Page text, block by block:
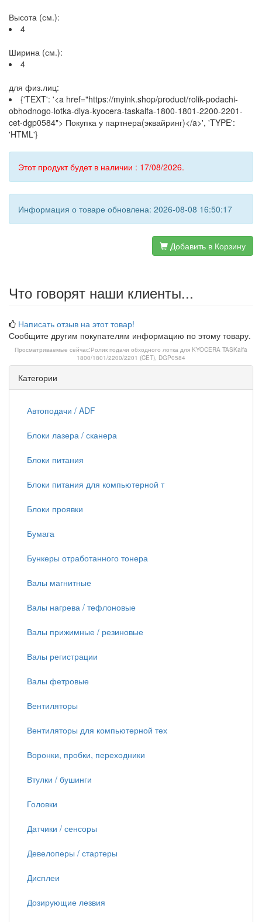
Высота (см.):
4
Ширина (см.):
4
для физ.лиц:
{'TEXT': '<a href="https://myink.shop/product/rolik-podachi-
obhodnogo-lotka-dlya-kyocera-taskalfa-1800-1801-2200-2201-
cet-dgp0584"> Покупка у партнера(эквайринг)</a>', 'TYPE':
'HTML'}
Этот продукт будет в наличии : 17/08/2026.
Информация о товаре обновлена: 2026-08-08 16:50:17
Добавить в Корзину
Что говорят наши клиенты...
Написать отзыв на этот товар!
Сообщите другим покупателям информацию по этому товару.
Просматриваемые сейчас:Ролик подачи обходного лотка для KYOCERA TASKalfa
1800/1801/2200/2201 (CET), DGP0584
Категории
Автоподачи / ADF
Блоки лазера / сканера
Блоки питания
Блоки питания для компьютерной т
Блоки проявки
Бумага
Бункеры отработанного тонера
Валы магнитные
Валы нагрева / тефлоновые
Валы прижимные / резиновые
Валы регистрации
Валы фетровые
Вентиляторы
Вентиляторы для компьютерной тех
Воронки, пробки, переходники
Втулки / бушинги
Головки
Датчики / сенсоры
Девелоперы / стартеры
Дисплеи
Дозирующие лезвия